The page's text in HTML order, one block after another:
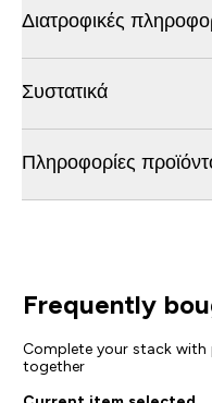
Διατροφικές
Συστατικά
Πληροφορίες
Frequently
Complete your stack
together